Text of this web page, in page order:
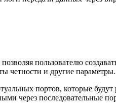
пользователю
четности и другие параметры.
портов, которые
через последовательные